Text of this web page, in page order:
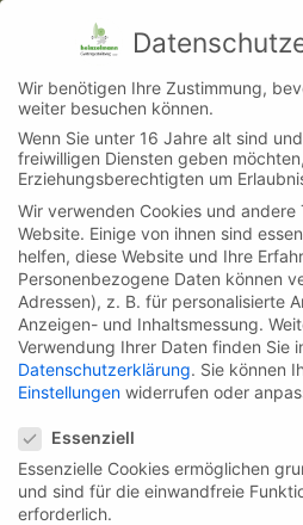
Startseite Wir
Leistungen Karriere
…Sanierung
Wir benötigen Ihre Zustimmung,
weiter besuchen können.
Wenn Sie unter 16 Jahre alt sind
freiwilligen Diensten geben
Erziehungsberechtigten um
Wir verwenden Cookies und andere
Website. Einige von ihnen sind
helfen, diese Website und Ihre
Personenbezogene Daten können
Adressen), z. B. für personalisierte
Anzeigen- und Inhaltsmessung.
Verwendung Ihrer Daten finden Sie
Datenschutzerklärung. Sie können
Einstellungen widerrufen oder
Essenziell
Essenzielle Cookies ermöglichen
und sind für die einwandfreie
erforderlich.